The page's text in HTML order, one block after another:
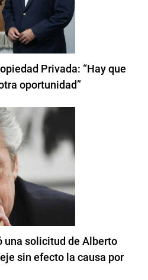
Privada: “Hay que
oportunidad”
una solicitud de Alberto
sin efecto la causa por